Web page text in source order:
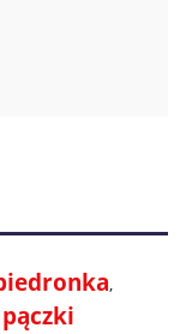
pączki